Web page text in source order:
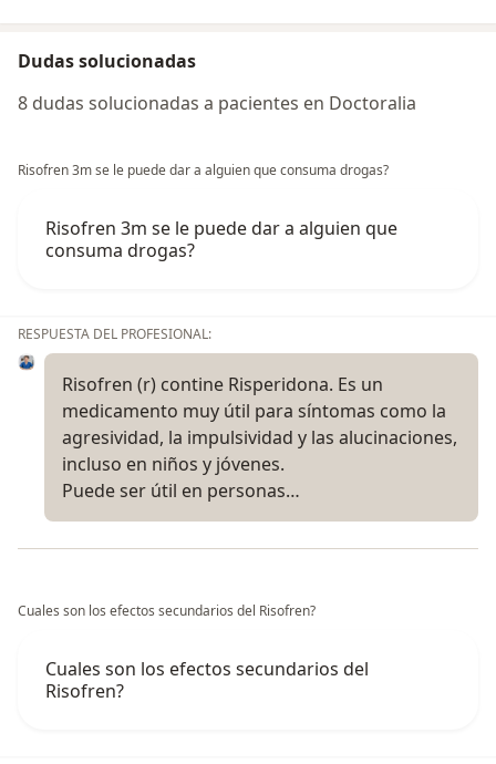
Dudas solucionadas
8 dudas solucionadas a pacientes en Doctoralia
Risofren 3m se le puede dar a alguien que consuma drogas?
Risofren 3m se le puede dar a alguien que
consuma drogas?
RESPUESTA DEL PROFESIONAL:
Risofren (r) contine Risperidona. Es un
medicamento muy útil para síntomas como la
agresividad, la impulsividad y las alucinaciones,
incluso en niños y jóvenes.
Puede ser útil en personas…
Cuales son los efectos secundarios del Risofren?
Cuales son los efectos secundarios del
Risofren?